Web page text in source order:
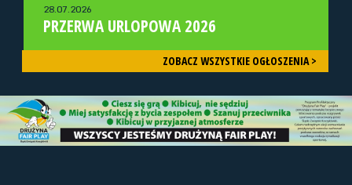
28.07.2026
PRZERWA URLOPOWA 2026
ZOBACZ WSZYSTKIE OGŁOSZENIA >